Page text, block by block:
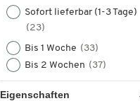
Sofort lieferbar (1-3 Tage)
(23)
Bis 1 Woche (33)
Bis 2 Wochen (37)
Eigenschaften